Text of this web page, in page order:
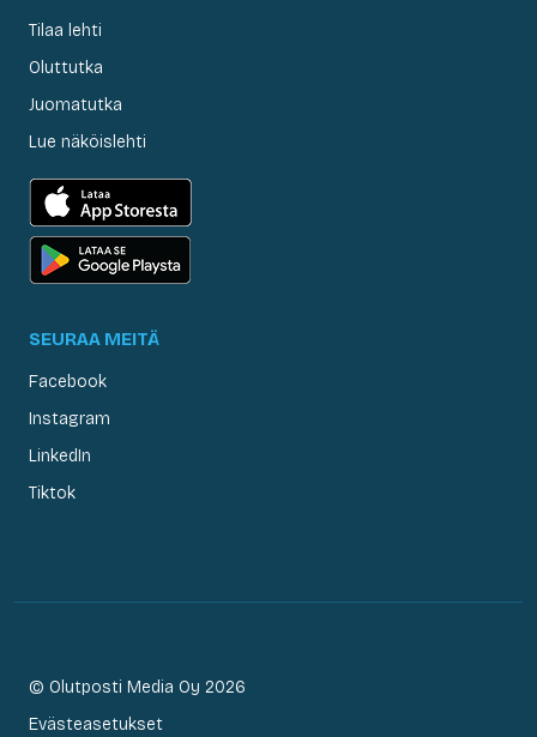
Tilaa lehti
Oluttutka
Juomatutka
Lue näköislehti
SEURAA MEITÄ
Facebook
Instagram
LinkedIn
Tiktok
© Olutposti Media Oy 2026
Evästeasetukset